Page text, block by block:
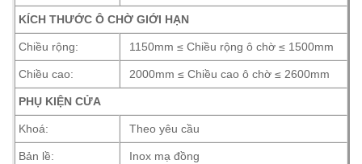
KÍCH THƯỚC Ô CHỜ GIỚI HẠN
Chiều rộng: 1150mm ≤ Chiều rộng ô chờ ≤ 1500mm
Chiều cao: 2000mm ≤ Chiều cao ô chờ ≤ 2600mm
PHỤ KIỆN CỬA
Khoá: Theo yêu cầu
Bản lề: Inox mạ đồng